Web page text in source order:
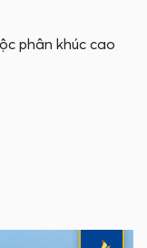
phân khúc cao